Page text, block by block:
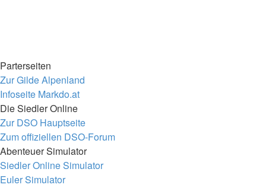
Parterseiten
Zur Gilde Alpenland
Infoseite Markdo.at
Die Siedler Online
Zur DSO Hauptseite
Zum offiziellen DSO-Forum
Abenteuer Simulator
Siedler Online Simulator
Euler Simulator